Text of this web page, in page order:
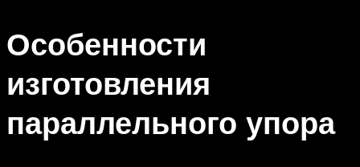
Особенности
изготовления
параллельного упора